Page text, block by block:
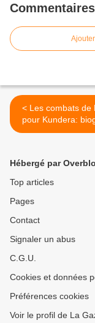
Commentaires
< Les combats de Prague
pour Kundera:
tirée des fichiers
Hébergé par
Top articles
Pages
Contact
Signaler un abus
C.G.U.
Cookies et données
Préférences cookies
Voir le profil de La